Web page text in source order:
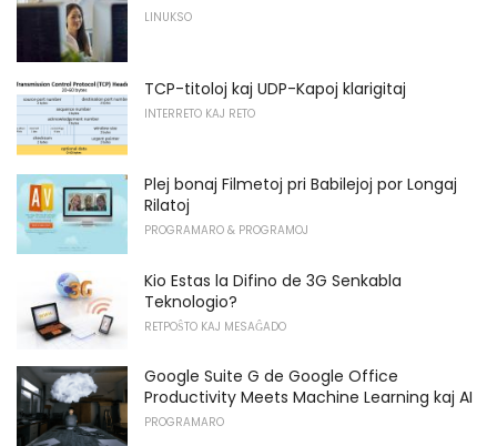
LINUKSO
TCP-titoloj kaj UDP-Kapoj klarigitaj
INTERRETO KAJ RETO
Plej bonaj Filmetoj pri Babilejoj por Longaj
Rilatoj
PROGRAMARO & PROGRAMOJ
Kio Estas la Difino de 3G Senkabla
Teknologio?
RETPOŜTO KAJ MESAĜADO
Google Suite G de Google Office
Productivity Meets Machine Learning kaj AI
PROGRAMARO